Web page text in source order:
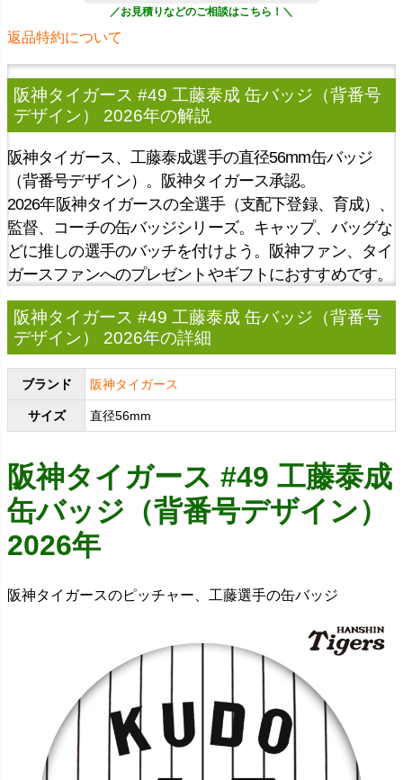
返品特約について
阪神タイガース #49 工藤泰成 缶バッジ（背番号
デザイン） 2026年の解説
阪神タイガース、工藤泰成選手の直径56mm缶バッジ
（背番号デザイン）。阪神タイガース承認。
2026年阪神タイガースの全選手（支配下登録、育成）、
監督、コーチの缶バッジシリーズ。キャップ、バッグな
どに推しの選手のバッチを付けよう。阪神ファン、タイ
ガースファンへのプレゼントやギフトにおすすめです。
阪神タイガース #49 工藤泰成 缶バッジ（背番号
デザイン） 2026年の詳細
ブランド 阪神タイガース
サイズ 直径56mm
阪神タイガース #49 工藤泰成
缶バッジ（背番号デザイン）
2026年
阪神タイガースのピッチャー、工藤選手の缶バッジ